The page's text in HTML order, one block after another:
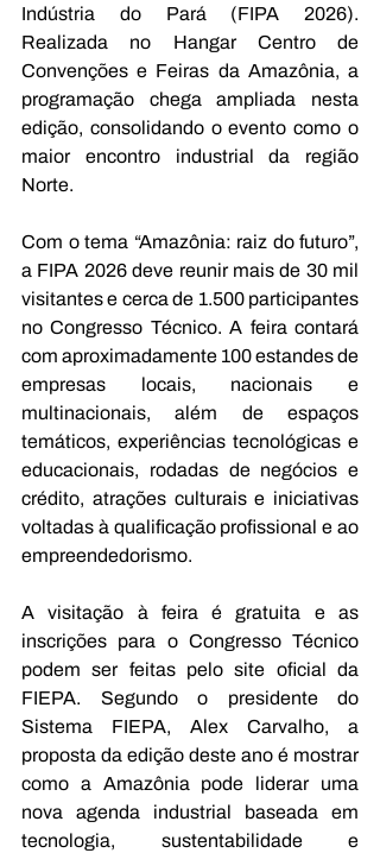
Indústria do Pará (FIPA 2026).
Realizada no Hangar Centro de
Convenções e Feiras da Amazônia, a
programação chega ampliada nesta
edição, consolidando o evento como o
maior encontro industrial da região
Norte.
Com o tema “Amazônia: raiz do futuro”,
a FIPA 2026 deve reunir mais de 30 mil
visitantes e cerca de 1.500 participantes
no Congresso Técnico. A feira contará
com aproximadamente 100 estandes de
empresas locais, nacionais e
multinacionais, além de espaços
temáticos, experiências tecnológicas e
educacionais, rodadas de negócios e
crédito, atrações culturais e iniciativas
voltadas à qualificação profissional e ao
empreendedorismo.
A visitação à feira é gratuita e as
inscrições para o Congresso Técnico
podem ser feitas pelo site oficial da
FIEPA. Segundo o presidente do
Sistema FIEPA, Alex Carvalho, a
proposta da edição deste ano é mostrar
como a Amazônia pode liderar uma
nova agenda industrial baseada em
tecnologia, sustentabilidade e